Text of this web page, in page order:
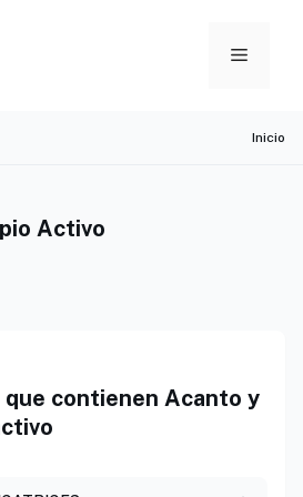
Menu
Inicio
Activo
contienen Acanto y